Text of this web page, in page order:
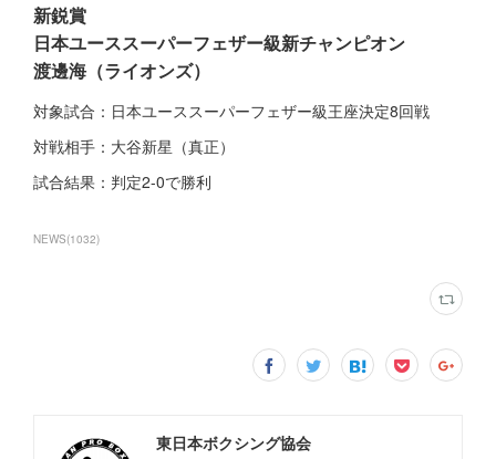
新鋭賞
日本ユーススーパーフェザー級新チャンピオン
渡邊海（ライオンズ）
対象試合：日本ユーススーパーフェザー級王座決定8回戦
対戦相手：大谷新星（真正）
試合結果：判定2-0で勝利
NEWS(1032)
東日本ボクシング協会